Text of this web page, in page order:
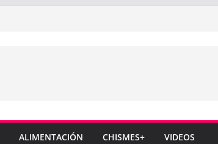
ALIMENTACIÓN CHISMES+ VIDEOS